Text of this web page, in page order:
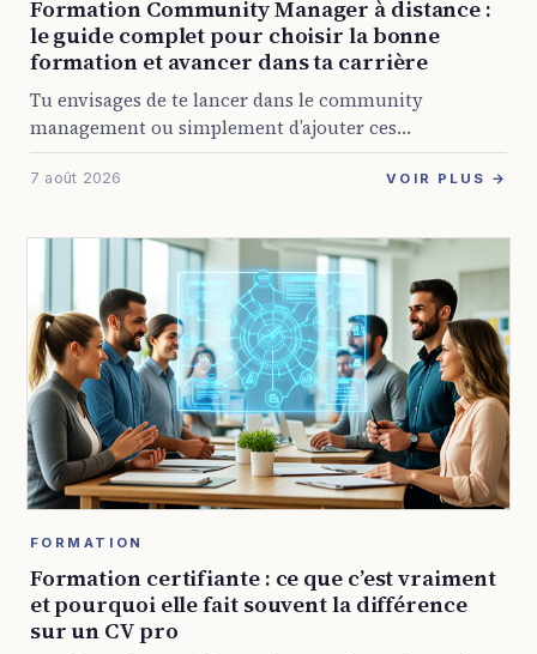
Formation Community Manager à distance :
le guide complet pour choisir la bonne
formation et avancer dans ta carrière
Tu envisages de te lancer dans le community
management ou simplement d’ajouter ces
compétences à ton profil ? Avec la présence digitale
devenue obligatoire pour presque toutes les
7 août 2026 VOIR PLUS →
FORMATION
Formation certifiante : ce que c’est vraiment
et pourquoi elle fait souvent la différence
sur un CV pro